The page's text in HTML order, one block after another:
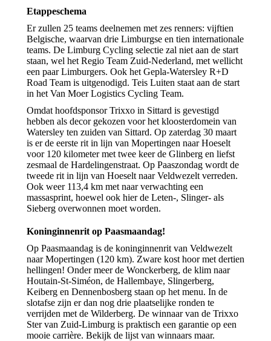
Etappeschema
Er zullen 25 teams deelnemen met zes renners: vijftien
Belgische, waarvan drie Limburgse en tien internationale
teams. De Limburg Cycling selectie zal niet aan de start
staan, wel het Regio Team Zuid-Nederland, met wellicht
een paar Limburgers. Ook het Gepla-Watersley R+D
Road Team is uitgenodigd. Teis Luiten staat aan de start
in het Van Moer Logistics Cycling Team.
Omdat hoofdsponsor Trixxo in Sittard is gevestigd
hebben als decor gekozen voor het kloosterdomein van
Watersley ten zuiden van Sittard. Op zaterdag 30 maart
is er de eerste rit in lijn van Mopertingen naar Hoeselt
voor 120 kilometer met twee keer de Glinberg en liefst
zesmaal de Hardelingenstraat. Op Paaszondag wordt de
tweede rit in lijn van Hoeselt naar Veldwezelt verreden.
Ook weer 113,4 km met naar verwachting een
massasprint, hoewel ook hier de Leten-, Slinger- als
Sieberg overwonnen moet worden.
Koninginnenrit op Paasmaandag!
Op Paasmaandag is de koninginnenrit van Veldwezelt
naar Mopertingen (120 km). Zware kost hoor met dertien
hellingen! Onder meer de Wonckerberg, de klim naar
Houtain-St-Siméon, de Hallembaye, Slingerberg,
Keiberg en Dennenbosberg staan op het menu. In de
slotafse zijn er dan nog drie plaatselijke ronden te
verrijden met de Wilderberg. De winnaar van de Trixxo
Ster van Zuid-Limburg is praktisch een garantie op een
mooie carrière. Bekijk de lijst van winnaars maar.